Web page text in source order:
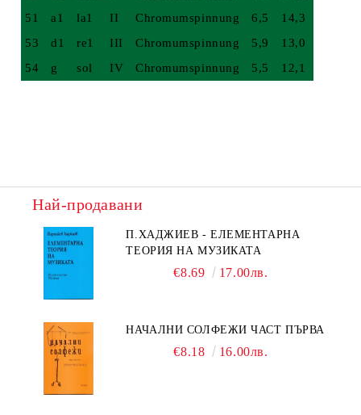
51
a1 la1 II Chromumspinnung 6,5
14,3
53
d1 re1 III Chromumspinnung 5,9
13,0
54
g sol IV Chromumspinnung 5,5 12,1
Най-продавани
П.ХАДЖИЕВ - ЕЛЕМЕНТАРНА
ТЕОРИЯ НА МУЗИКАТА
€8.69 17.00лв.
НАЧАЛНИ СОЛФЕЖИ ЧАСТ ПЪРВА
€8.18 16.00лв.